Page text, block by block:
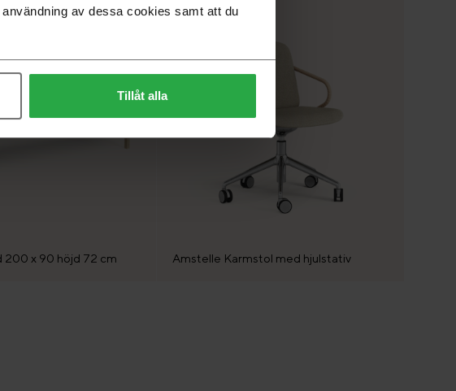
av dessa cookies samt att du
Tillåt alla
200 x 90 höjd 72 cm Amstelle Karmstol med hjulstativ